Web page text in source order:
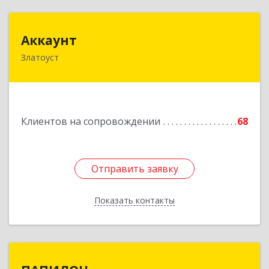
Аккаунт
Златоуст
Клиентов на сопровождении 68
Отправить заявку
Показать контакты
456200, Челябинская обл, Златоуст г, 40-летия
Отправить заявку
Назад